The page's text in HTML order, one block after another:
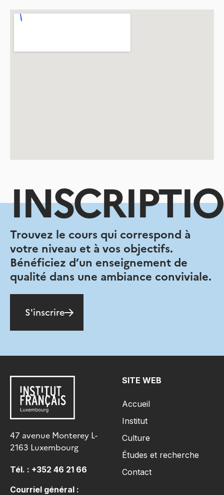
Trouvez le cours qui correspond à
votre niveau et à vos objectifs.
Bénéficiez d’un enseignement de
qualité dans une ambiance conviviale.
S'inscrire
47 avenue Monterey L-
2163 Luxembourg
Tél. : +352 46 21 66
Courriel général :
SITE WEB
Accueil
Institut
Culture
Études et recherche
Contact